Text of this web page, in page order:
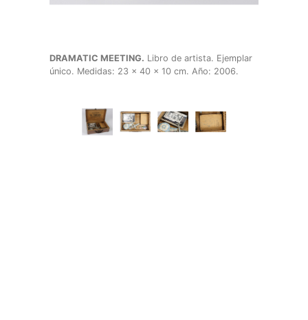
DRAMATIC MEETING. Libro de artista. Ejemplar
único. Medidas: 23 x 40 x 10 cm. Año: 2006.